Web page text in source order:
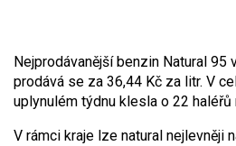
Nejprodávanější benzin Natural 95
prodává se za 36,44 Kč za litr. V
uplynulém týdnu klesla o 22 haléřů
V rámci kraje lze natural nejlevněji